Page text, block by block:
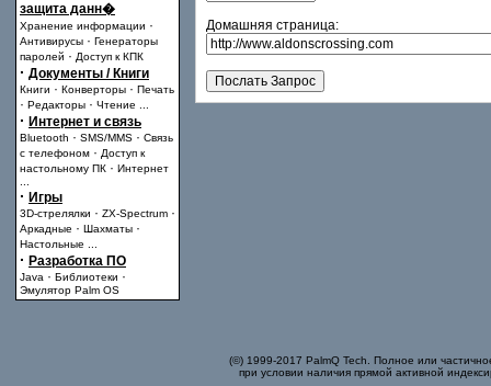
защита данн�
Хранение информации ·
Антивирусы · Генераторы
паролей · Доступ к КПК
· Документы / Книги
Книги · Конверторы · Печать
· Редакторы · Чтение
· Интернет и связь
Bluetooth · SMS/MMS · Связь
с телефоном · Доступ к
настольному ПК · Интернет
· Игры
3D-стрелялки · ZX-Spectrum ·
Аркадные · Шахматы ·
Настольные
· Разработка ПО
Java · Библиотеки ·
Эмулятор Palm OS
Домашняя страница:
(©) 1999-2017 PalmQ Tech. Полное или
при условии наличия прямой активной